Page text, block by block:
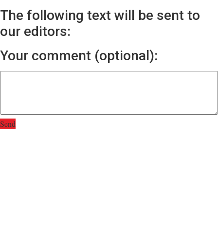
The following text will be sent to
our editors:
Your comment (optional):
Send